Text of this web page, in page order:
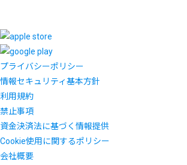
プライバシーポリシー
情報セキュリティ基本方針
利用規約
禁止事項
資金決済法に基づく情報提供
Cookie使用に関するポリシー
会社概要